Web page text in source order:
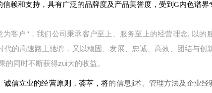
赖和支持，具有广泛的品牌度及产品美誉度，受到G内色谱界
客户"，我们公司秉承客户至上、服务至上的经营理念, 以的
代的高速路上驰骋，又以稳固、发展、忠诚、高效、团结与创
同时不断获得zui大的收益。
诚信立业的经营原则，荟萃，将的信息ji术、管理方法及企业